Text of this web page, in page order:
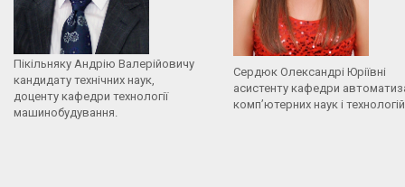
Пікільняку Андрію Валерійовичу
кандидату технічних наук,
доценту кафедри технології
машинобудування.
Сердюк Олександрі Юріївні
асистенту кафедри
комп’ютерних наук і